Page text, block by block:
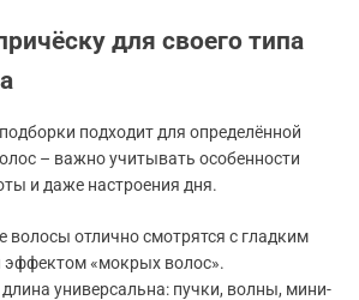
для своего типа
подходит для определённой
– важно учитывать особенности
и даже настроения дня.
волосы отлично смотрятся с гладким
эффектом «мокрых волос».
универсальна: пучки, волны, мини-